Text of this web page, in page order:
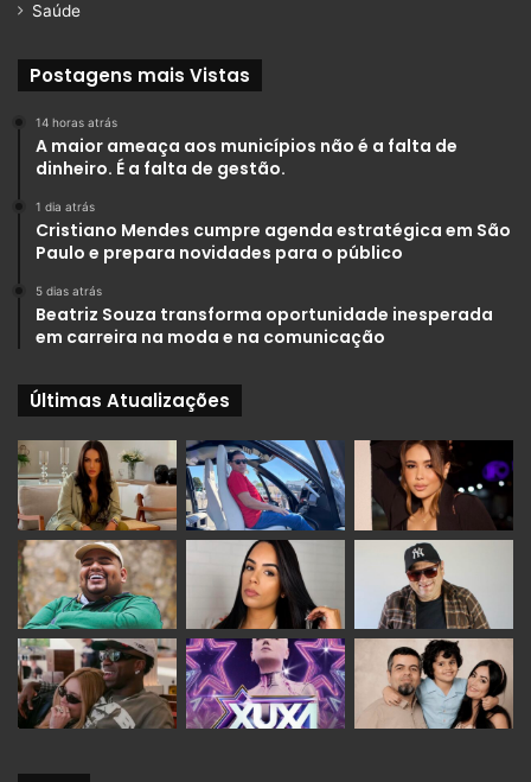
Saúde
Postagens mais Vistas
14 horas atrás
A maior ameaça aos municípios não é a falta de
dinheiro. É a falta de gestão.
1 dia atrás
Cristiano Mendes cumpre agenda estratégica em São
Paulo e prepara novidades para o público
5 dias atrás
Beatriz Souza transforma oportunidade inesperada
em carreira na moda e na comunicação
Últimas Atualizações